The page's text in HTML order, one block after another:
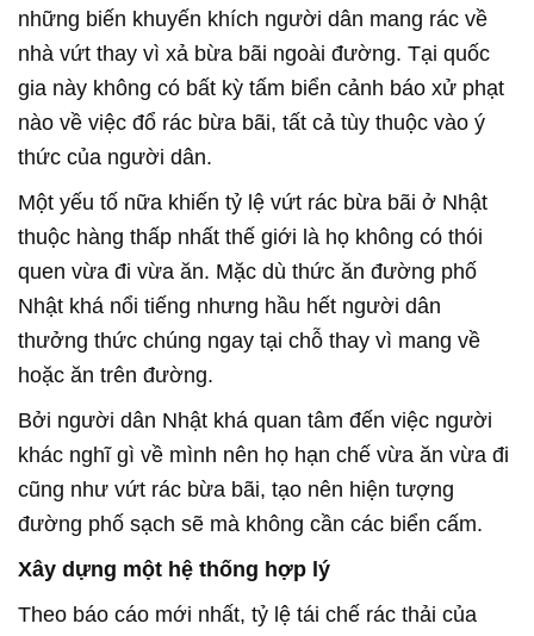
những biến khuyến khích người dân mang rác về
nhà vứt thay vì xả bừa bãi ngoài đường. Tại quốc
gia này không có bất kỳ tấm biển cảnh báo xử phạt
nào về việc đổ rác bừa bãi, tất cả tùy thuộc vào ý
thức của người dân.
Một yếu tố nữa khiến tỷ lệ vứt rác bừa bãi ở Nhật
thuộc hàng thấp nhất thế giới là họ không có thói
quen vừa đi vừa ăn. Mặc dù thức ăn đường phố
Nhật khá nổi tiếng nhưng hầu hết người dân
thưởng thức chúng ngay tại chỗ thay vì mang về
hoặc ăn trên đường.
Bởi người dân Nhật khá quan tâm đến việc người
khác nghĩ gì về mình nên họ hạn chế vừa ăn vừa đi
cũng như vứt rác bừa bãi, tạo nên hiện tượng
đường phố sạch sẽ mà không cần các biển cấm.
Xây dựng một hệ thống hợp lý
Theo báo cáo mới nhất, tỷ lệ tái chế rác thải của